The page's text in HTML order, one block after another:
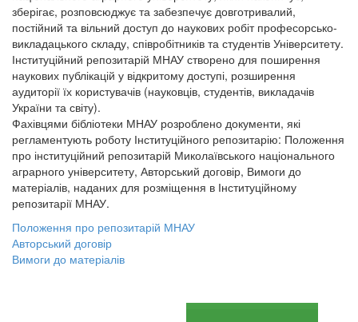
зберігає, розповсюджує та забезпечує довготривалий,
постійний та вільний доступ до наукових робіт професорсько-
викладацького складу, співробітників та студентів Університету.
Інституційний репозитарій МНАУ створено для поширення
наукових публікацій у відкритому доступі, розширення
аудиторії їх користувачів (науковців, студентів, викладачів
України та світу).
Фахівцями бібліотеки МНАУ розроблено документи, які
регламентують роботу Інституційного репозитарію: Положення
про інституційний репозитарій Миколаївського національного
аграрного університету, Авторський договір, Вимоги до
матеріалів, наданих для розміщення в Інституційному
репозитарії МНАУ.
Положення про репозитарій МНАУ
Авторський договір
Вимоги до матеріалів